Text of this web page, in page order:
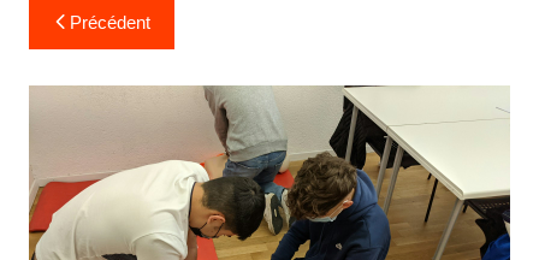
Navigation
de
l’article
Précédent